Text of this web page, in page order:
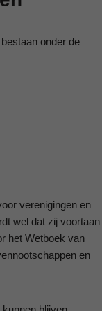
onder de
verenigingen en
wel dat zij voortaan
het Wetboek van
en